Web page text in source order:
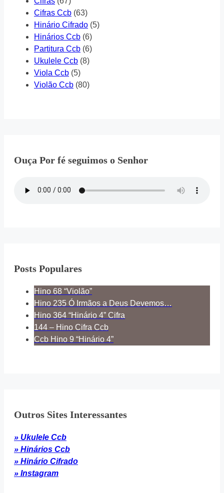
Cifras Ccb (63)
Hinário Cifrado (5)
Hinários Ccb (6)
Partitura Ccb (6)
Ukulele Ccb (8)
Viola Ccb (5)
Violão Ccb (80)
Ouça Por fé seguimos o Senhor
Posts Populares
Hino 68 “Violão”
Hino 235 Ó Irmãos a Deus Devemos…
Hino 364 “Hinário 4” Cifra
144 – Hino Cifra Ccb
Ccb Hino 9 “Hinário 4”
Outros Sites Interessantes
» Ukulele Ccb
» Hinários Ccb
» Hinário Cifrado
» Instagram